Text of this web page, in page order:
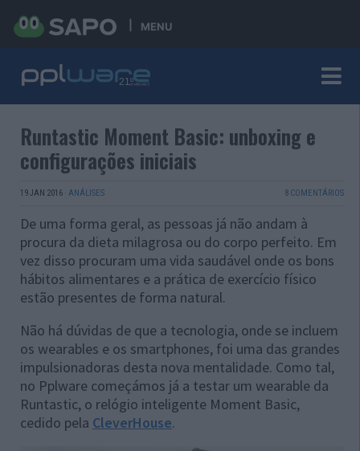
MENU
Runtastic Moment Basic: unboxing e
configurações iniciais
19 JAN 2016 · ANÁLISES 8 COMENTÁRIOS
De uma forma geral, as pessoas já não andam à
procura da dieta milagrosa ou do corpo perfeito. Em
vez disso procuram uma vida saudável onde os bons
hábitos alimentares e a prática de exercício físico
estão presentes de forma natural.
Não há dúvidas de que a tecnologia, onde se incluem
os wearables e os smartphones, foi uma das grandes
impulsionadoras desta nova mentalidade. Como tal,
no Pplware começámos já a testar um wearable da
Runtastic, o relógio inteligente Moment Basic,
cedido pela CleverHouse.